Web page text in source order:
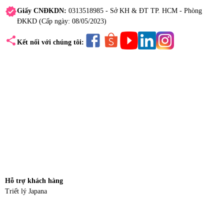
verifiedGiấy CNĐKDN: 0313518985 - Sở KH & ĐT TP. HCM - Phòng
ĐKKD (Cấp ngày: 08/05/2023)
share Kết nối với chúng tôi:
Hỗ trợ khách hàng
Triết lý Japana